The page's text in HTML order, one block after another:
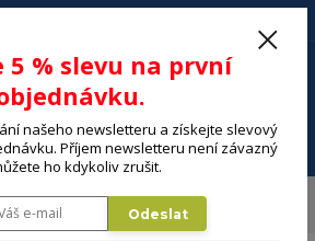
Menu
HC5200
5 % slevu na první
našeho newsletteru a získejte slevový
Příjem newsletteru není závazný
ho kdykoliv zrušit.
Odeslat